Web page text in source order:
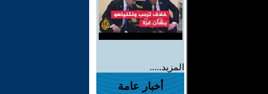
المزيد.....
أخبار عامة